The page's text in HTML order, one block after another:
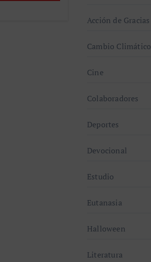
Acción de Gracias
Cambio Climático
Cine
Colaboradores
Deportes
Devocional
Estudio
Eutanasia
Halloween
Literatura